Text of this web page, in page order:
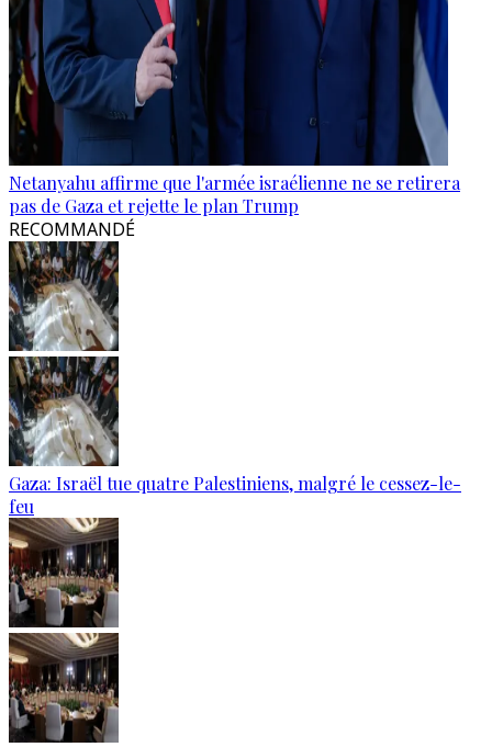
Netanyahu affirme que l'armée israélienne ne se retirera
pas de Gaza et rejette le plan Trump
RECOMMANDÉ
Gaza: Israël tue quatre Palestiniens, malgré le cessez-le-
feu